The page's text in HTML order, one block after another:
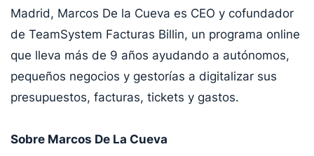
Madrid, Marcos De la Cueva es CEO y cofundador
de TeamSystem Facturas Billin, un programa online
que lleva más de 9 años ayudando a autónomos,
pequeños negocios y gestorías a digitalizar sus
presupuestos, facturas, tickets y gastos.
Sobre Marcos De La Cueva